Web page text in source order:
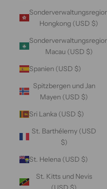
Hongkong (USD $)
Macau (USD $)
Spanien (USD $)
Spitzbergen und Jan
Mayen (USD $)
Sri Lanka (USD $)
St. Barthélemy (USD
$)
St. Helena (USD $)
St. Kitts und Nevis